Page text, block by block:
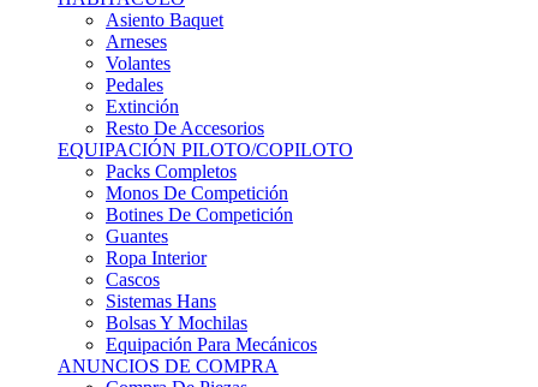
Asiento Baquet
Arneses
Volantes
Pedales
Extinción
Resto De Accesorios
EQUIPACIÓN PILOTO/COPILOTO
Packs Completos
Monos De Competición
Botines De Competición
Guantes
Ropa Interior
Cascos
Sistemas Hans
Bolsas Y Mochilas
Equipación Para Mecánicos
ANUNCIOS DE COMPRA